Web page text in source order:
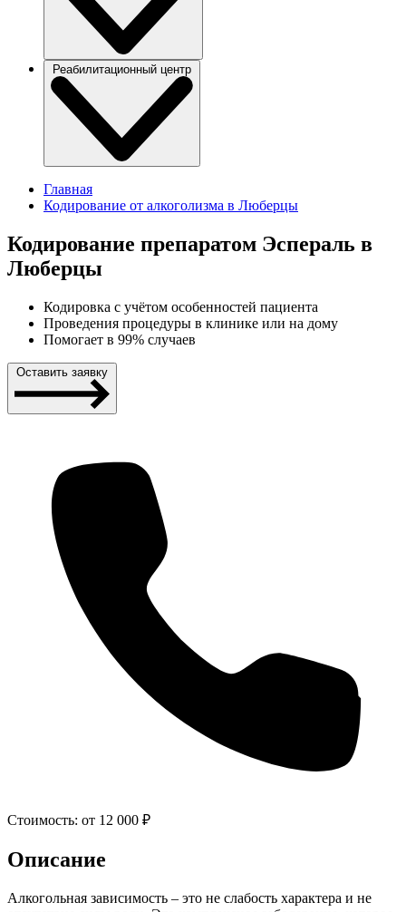
Реабилитационный центр
Главная
Кодирование от алкоголизма в Люберцы
Кодирование препаратом Эспераль в
Люберцы
Кодировка с учётом особенностей пациента
Проведения процедуры в клинике или на дому
Помогает в 99% случаев
Оставить заявку
Стоимость: от 12 000 ₽
Описание
Алкогольная зависимость – это не слабость характера и не